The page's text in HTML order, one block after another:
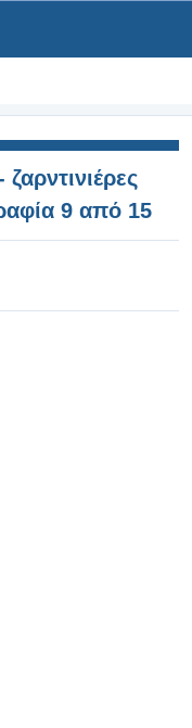
9 από 15